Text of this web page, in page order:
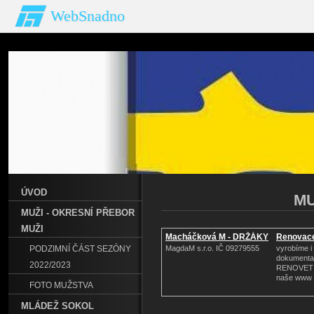
WebSnadno
Macháčková M - DRŽÁKY
MagdaM s.r.o. IČ 09279555
vyrobíme i
naše www
ÚVOD
MUŽI - OKRESNÍ PŘEBOR
MUŽI
PODZIMNÍ ČÁST SEZÓNY
2022/2023
FOTO MUŽSTVA
MLÁDEŽ SOKOL